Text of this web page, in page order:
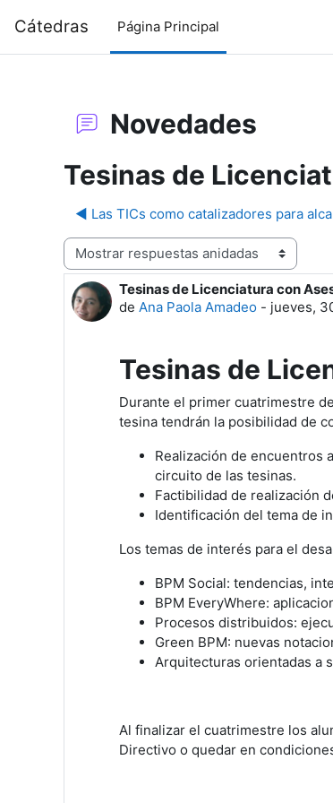
Cátedras Página Principal
Novedades
Tesinas de
◀︎ Las TICs como catalizadores para
Mostrar modo
Tesinas de Licenciatura con
de Ana Paola Amadeo - jueves,
Número de respuestas: 0
Tesinas de
Durante el primer cuatrimestre
tesina tendrán la posibilidad de
Realización de encuentros
circuito de las tesinas.
Factibilidad de realización
Identificación del tema de
Los temas de interés para el
BPM Social: tendencias,
BPM EveryWhere:
Procesos distribuidos:
Green BPM: nuevas
Arquitecturas orientadas a
Al finalizar el cuatrimestre los
Directivo o quedar en